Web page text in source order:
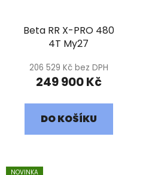
Beta RR X-PRO 480
4T My27
206 529 Kč bez DPH
249 900 Kč
DO KOŠÍKU
NOVINKA